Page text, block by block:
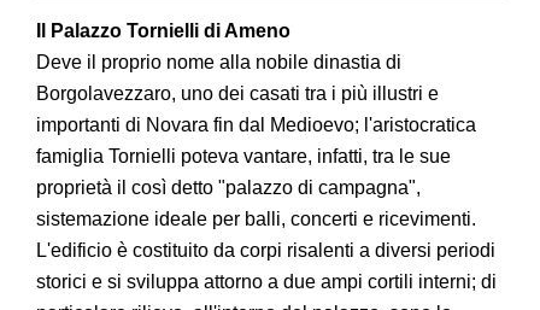
Il Palazzo Tornielli di Ameno
Deve il proprio nome alla nobile dinastia di
Borgolavezzaro, uno dei casati tra i più illustri e
importanti di Novara fin dal Medioevo; l'aristocratica
famiglia Tornielli poteva vantare, infatti, tra le sue
proprietà il così detto "palazzo di campagna",
sistemazione ideale per balli, concerti e ricevimenti.
L'edificio è costituito da corpi risalenti a diversi periodi
storici e si sviluppa attorno a due ampi cortili interni; di